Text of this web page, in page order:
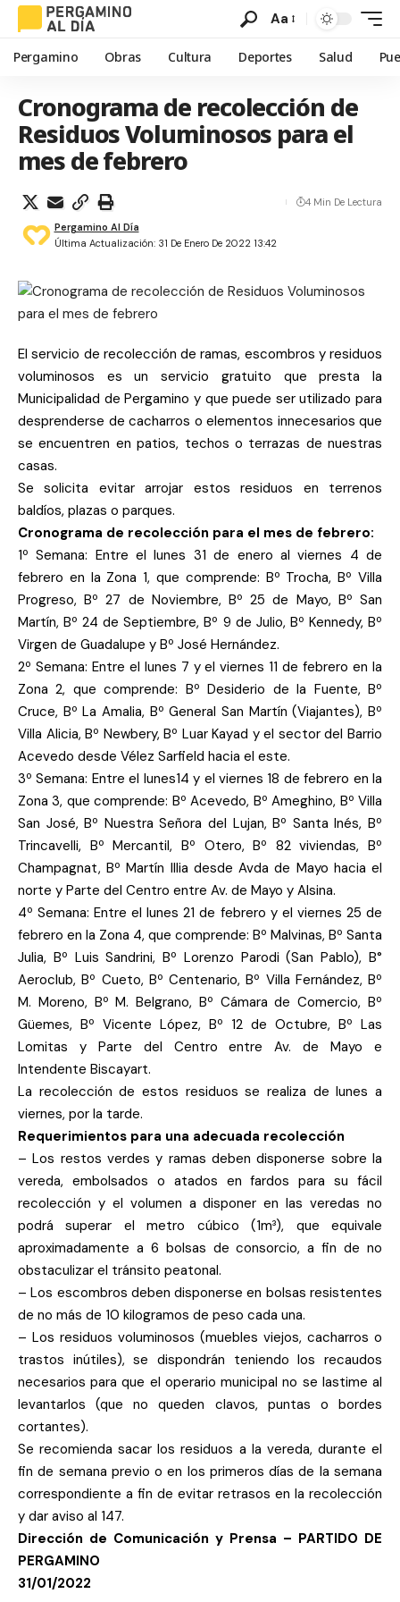
Aa
Pergamino Obras Cultura Deportes Salud
Cronograma de recolección de
Residuos Voluminosos para el
mes de febrero
Última Actualización: 31 De Enero De 2022 13:42
Pergamino Al Día
4 Min De Lectura
El servicio de recolección de ramas, escombros y residuos
voluminosos es un servicio gratuito que presta la
Municipalidad de Pergamino y que puede ser utilizado para
desprenderse de cacharros o elementos innecesarios que
se encuentren en patios, techos o terrazas de nuestras
casas.
Se solicita evitar arrojar estos residuos en terrenos
baldíos, plazas o parques.
Cronograma de recolección para el mes de febrero:
1º Semana: Entre el lunes 31 de enero al viernes 4 de
febrero en la Zona 1, que comprende: Bº Trocha, Bº Villa
Progreso, Bº 27 de Noviembre, Bº 25 de Mayo, Bº San
Martín, Bº 24 de Septiembre, Bº 9 de Julio, Bº Kennedy, Bº
Virgen de Guadalupe y Bº José Hernández.
2º Semana: Entre el lunes 7 y el viernes 11 de febrero en la
Zona 2, que comprende: Bº Desiderio de la Fuente, Bº
Cruce, Bº La Amalia, Bº General San Martín (Viajantes), Bº
Villa Alicia, Bº Newbery, Bº Luar Kayad y el sector del Barrio
Acevedo desde Vélez Sarfield hacia el este.
3º Semana: Entre el lunes14 y el viernes 18 de febrero en la
Zona 3, que comprende: Bº Acevedo, Bº Ameghino, Bº Villa
San José, Bº Nuestra Señora del Lujan, Bº Santa Inés, Bº
Trincavelli, Bº Mercantil, Bº Otero, Bº 82 viviendas, Bº
Champagnat, Bº Martín Illia desde Avda de Mayo hacia el
norte y Parte del Centro entre Av. de Mayo y Alsina.
4º Semana: Entre el lunes 21 de febrero y el viernes 25 de
febrero en la Zona 4, que comprende: Bº Malvinas, Bº Santa
Julia, Bº Luis Sandrini, Bº Lorenzo Parodi (San Pablo), B°
Aeroclub, Bº Cueto, Bº Centenario, Bº Villa Fernández, Bº
M. Moreno, Bº M. Belgrano, Bº Cámara de Comercio, Bº
Güemes, Bº Vicente López, Bº 12 de Octubre, Bº Las
Lomitas y Parte del Centro entre Av. de Mayo e
Intendente Biscayart.
La recolección de estos residuos se realiza de lunes a
viernes, por la tarde.
Requerimientos para una adecuada recolección
– Los restos verdes y ramas deben disponerse sobre la
vereda, embolsados o atados en fardos para su fácil
recolección y el volumen a disponer en las veredas no
podrá superar el metro cúbico (1m³), que equivale
aproximadamente a 6 bolsas de consorcio, a fin de no
obstaculizar el tránsito peatonal.
– Los escombros deben disponerse en bolsas resistentes
de no más de 10 kilogramos de peso cada una.
– Los residuos voluminosos (muebles viejos, cacharros o
trastos inútiles), se dispondrán teniendo los recaudos
necesarios para que el operario municipal no se lastime al
levantarlos (que no queden clavos, puntas o bordes
cortantes).
Se recomienda sacar los residuos a la vereda, durante el
fin de semana previo o en los primeros días de la semana
correspondiente a fin de evitar retrasos en la recolección
y dar aviso al 147.
Dirección de Comunicación y Prensa – PARTIDO DE
PERGAMINO
31/01/2022